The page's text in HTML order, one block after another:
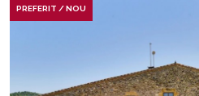
PREFERIT / NOU